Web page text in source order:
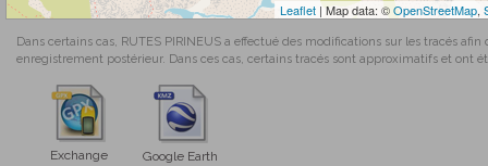
Leaflet | Map data: ©OpenStreetMap,
Dans certains cas, RUTES PIRINEUS a effectué des modifications sur les tracés
enregistrement postérieur. Dans ces cas, certains tracés sont approximatifs et ont
Exchange
Google Earth